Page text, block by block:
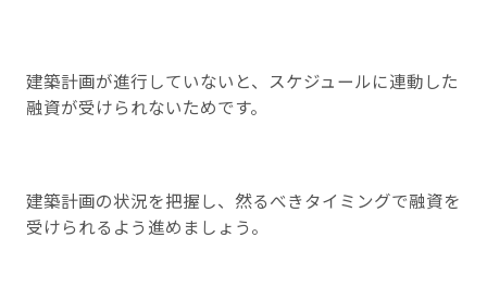
建築計画が進行していないと、スケジュールに連動した
融資が受けられないためです。
建築計画の状況を把握し、然るべきタイミングで融資を
受けられるよう進めましょう。